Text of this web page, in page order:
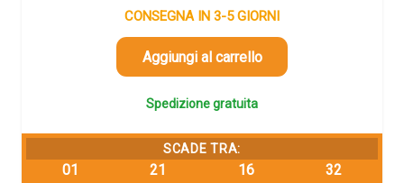
CONSEGNA IN 3-5 GIORNI
Aggiungi al carrello
Spedizione gratuita
SCADE TRA:
01 21 16 32